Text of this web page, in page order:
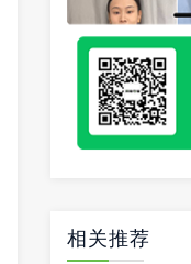
相关推荐